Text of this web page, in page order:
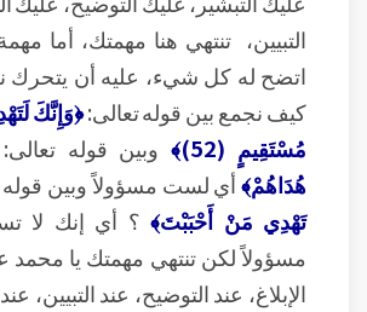
التبيين، تنتهي هنا مهمتك، أما
اتضح له كل شيء، عليه أن يتحرك
كيف نجمع بين قوله تعالى:﴿وَإِنَّكَ
مُسْتَقِيمٍ (52)﴾
وبين قوله تعالى:
هُدَاهُمْ﴾أي لست مسؤولاً وبين قوله
تَهْدِي مَنْ أَحْبَبْتَ﴾ ؟ أي إنك لا
مسؤولاً لكن تنتهي مهمتك يا محمد
الإبلاغ، عند التوضيح، عند التبيين،